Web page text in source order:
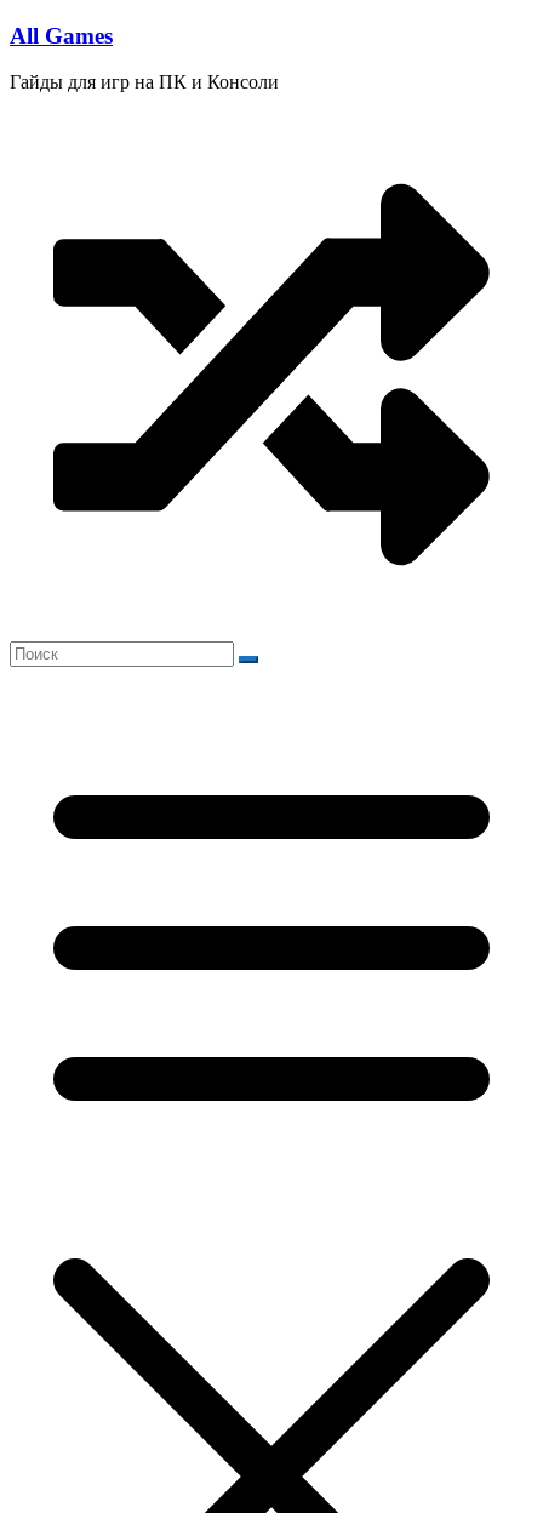
Перейти
содержимому
All Games
Гайды для игр на ПК и Консоли